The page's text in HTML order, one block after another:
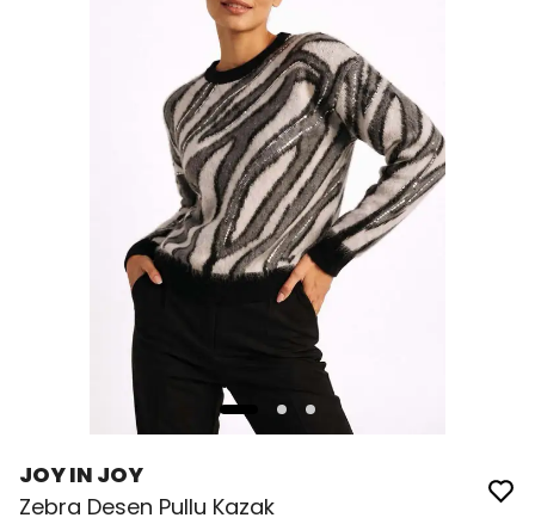
JOY IN JOY
Zebra Desen Pullu Kazak